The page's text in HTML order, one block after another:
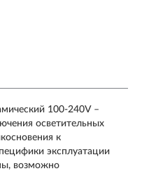
100-240V –
осветительных
к
эксплуатации
возможно